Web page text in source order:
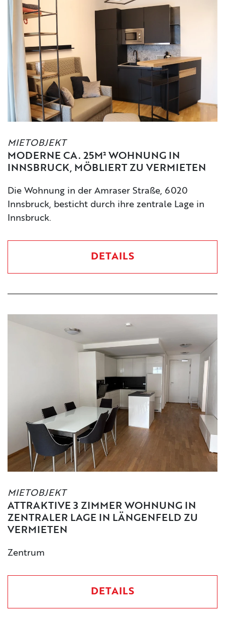
MIETOBJEKT
MODERNE CA. 25M² WOHNUNG IN
INNSBRUCK, MÖBLIERT ZU VERMIETEN
Die Wohnung in der Amraser Straße, 6020
Innsbruck, besticht durch ihre zentrale Lage in
Innsbruck.
DETAILS
MIETOBJEKT
ATTRAKTIVE 3 ZIMMER WOHNUNG IN
ZENTRALER LAGE IN LÄNGENFELD ZU
VERMIETEN
Zentrum
DETAILS